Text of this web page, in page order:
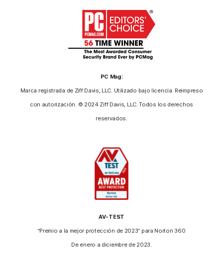
PC Mag:
Marca registrada de Ziff Davis, LLC. Utilizado bajo licencia. Reimpreso
con autorización. © 2024 Ziff Davis, LLC. Todos los derechos
reservados.
AV-TEST
“Premio a la mejor protección de 2023” para Norton 360
De enero a diciembre de 2023.